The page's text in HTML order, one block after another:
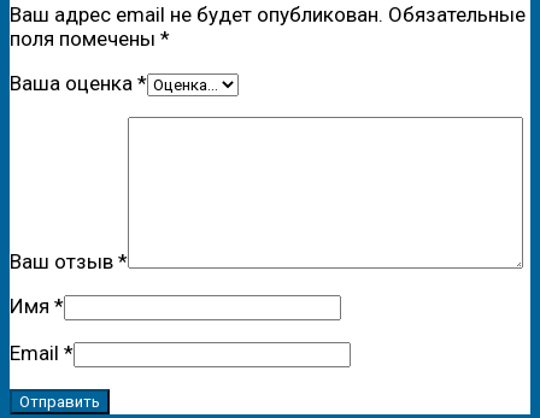
Ваш адрес email не будет опубликован. Обязательные
поля помечены *
Ваша оценка *
Ваш отзыв *
Имя *
Email *